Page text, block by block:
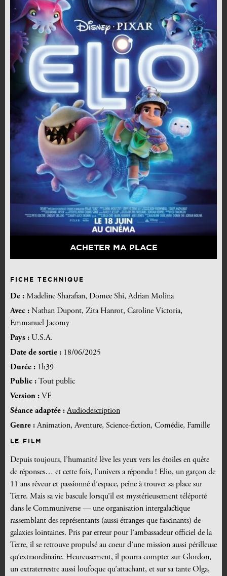
ACHETER MA PLACE
FICHE TECHNIQUE
De : Madeline Sharafian, Domee Shi, Adrian Molina
Avec : Nathan Dupont, Zita Hanrot, Caroline Victoria,
Emmanuel Jacomy
Pays : U.S.A.
Date de sortie : 18/06/2025
Durée : 1h39
Public : Tout public
Version : VF
Séance adaptée :Audiodescription
Genre :Animation, Aventure, Science-fiction, Comédie, Famille
LE FILM
Depuis toujours, l’humanité lève les yeux vers les étoiles en quête
de réponses… et cette fois, l’univers a répondu ! Elio, un garçon de
11 ans rêveur et passionné d’espace, peine à trouver sa place sur
Terre. Mais sa vie bascule lorsqu’il est mystérieusement téléporté
dans le Communiverse — une organisation intergalactique
rassemblant des représentants (aussi étranges que fascinants) de
galaxies lointaines. Pris par erreur pour l’ambassadeur officiel de la
Terre, il se retrouve propulsé au coeur d’une mission aussi périlleuse
qu’extraordinaire. Heureusement, il pourra compter sur Glordon,
un extraterrestre aussi loufoque qu’attachant, et sur sa tante Olga,